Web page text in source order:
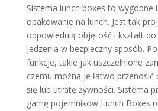
Sistema lunch boxes to wygodne
opakowanie na lunch. Jest tak
odpowiednią objętość i kształt
jedzenia w bezpieczny sposób.
funkcje, takie jak uszczelnione
czemu można je łatwo przenosić
się lub utratę żywności. Sistema
gamę pojemników Lunch Boxes